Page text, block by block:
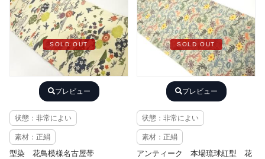
SOLD OUT
プレビュー
状態：非常によい
素材：正絹
型染 花鳥模様名古屋帯
SOLD OUT
プレビュー
状態：非常によい
素材：正絹
アンティーク 本場琉球紅型 花